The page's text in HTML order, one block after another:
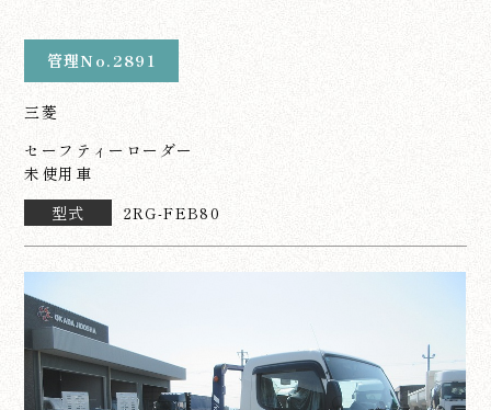
管理No.2891
三菱
セーフティーローダー
未使用車
型式
2RG-FEB80